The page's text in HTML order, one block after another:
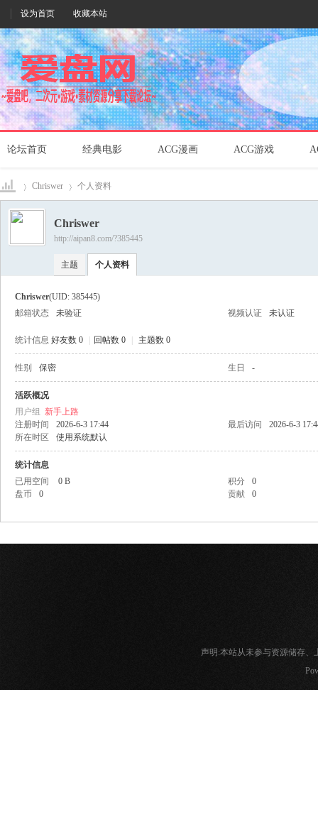
设为首页 收藏本站
论坛首页 经典电影 ACG漫画 ACG游戏
爱盘›
Chriswer 个人资料
Chriswer
http://aipan8.com/?385445
主题 个人资料
Chriswer(UID: 385445)
邮箱状态
未验证 视频认证 未认证
统计信息 好友数 0 回帖数 0 主题数 0
性别 保密 生日 -
活跃概况
用户组 新手上路
注册时间
2026-6-3 17:44 最后访问
2026-6-3
所在时区
使用系统默认
统计信息
已用空间
0 B 积分
0
盘币
0 贡献 0
声明:本站从未参与资源储存、